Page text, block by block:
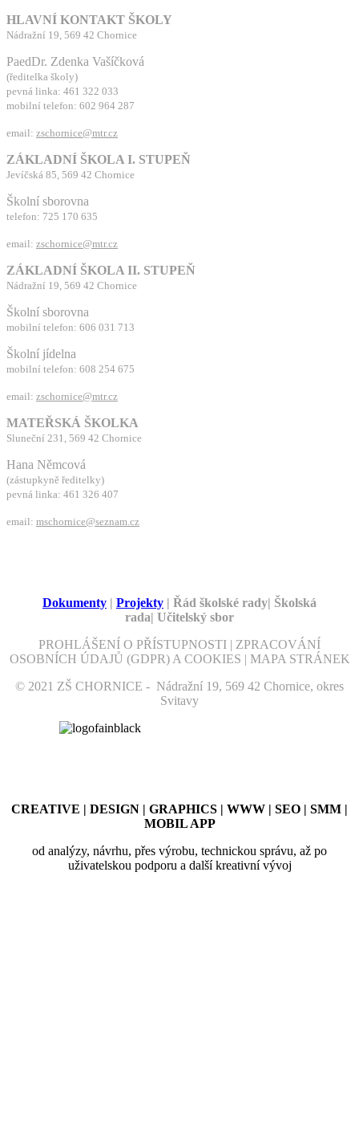
HLAVNÍ KONTAKT ŠKOLY
Nádražní 19, 569 42 Chornice
PaedDr. Zdenka Vašíčková
(ředitelka školy)
pevná linka: 461 322 033
mobilní telefon: 602 964 287
email: zschornice@mtr.cz
ZÁKLADNÍ ŠKOLA I. STUPEŇ
Jevíčská 85, 569 42 Chornice
Školní sborovna
telefon: 725 170 635
email: zschornice@mtr.cz
ZÁKLADNÍ ŠKOLA II. STUPEŇ
Nádražní 19, 569 42 Chornice
Školní sborovna
mobilní telefon: 606 031 713
Školní jídelna
mobilní telefon: 608 254 675
email: zschornice@mtr.cz
MATEŘSKÁ ŠKOLKA
Sluneční 231, 569 42 Chornice
Hana Němcová
(zástupkyně ředitelky)
pevná linka: 461 326 407
email: mschornice@seznam.cz
Dokumenty | Projekty | Řád školské rady| Školská
rada| Učitelský sbor
PROHLÁŠENÍ O PŘÍSTUPNOSTI | ZPRACOVÁNÍ
OSOBNÍCH ÚDAJŮ (GDPR) A COOKIES | MAPA STRÁNEK
© 2021 ZŠ CHORNICE - Nádražní 19, 569 42 Chornice, okres
Svitavy
CREATIVE | DESIGN | GRAPHICS | WWW | SEO | SMM |
MOBIL APP
od analýzy, návrhu, přes výrobu, technickou správu, až po
uživatelskou podporu a další kreativní vývoj